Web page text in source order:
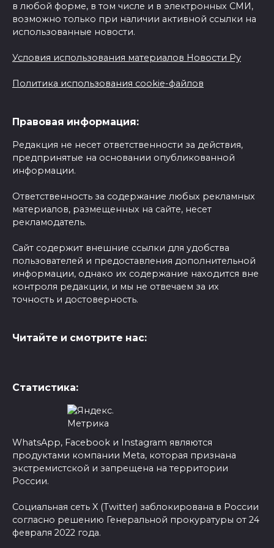
в любой форме, в том числе и в электронных СМИ,
возможно только при наличии активной ссылки на
использованные новости.
Условия использования материалов Новости Ру
Политика использования cookie-файлов
Правовая информация:
Редакция не несет ответственности за действия,
предпринятые на основании опубликованной
информации.
Ответственность за содержание любых рекламных
материалов, размещенных на сайте, несет
рекламодатель.
Сайт содержит внешние ссылки для удобства
пользователей и предоставления дополнительной
информации, однако их содержание находится вне
контроля редакции, и мы не отвечаем за их
точность и достоверность.
Читайте и смотрите нас:
Статистика:
WhatsApp, Facebook и Instagram являются
продуктами компании Meta, которая признана
экстремистской и запрещена на территории
России.
Социальная сеть X (Twitter) заблокирована в России
согласно решению Генеральной прокуратуры от 24
февраля 2022 года.